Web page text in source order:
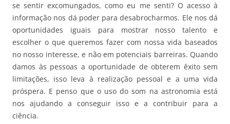
se sentir excomungados, como eu me senti? O acesso à
informação nos dá poder para desabrocharmos. Ele nos dá
oportunidades iguais para mostrar nosso talento e
escolher o que queremos fazer com nossa vida baseados
no nosso interesse, e não em potenciais barreiras. Quando
damos às pessoas a oportunidade de obterem êxito sem
limitações, isso leva à realização pessoal e a uma vida
próspera. E penso que o uso do som na astronomia está
nos ajudando a conseguir isso e a contribuir para a
ciência.